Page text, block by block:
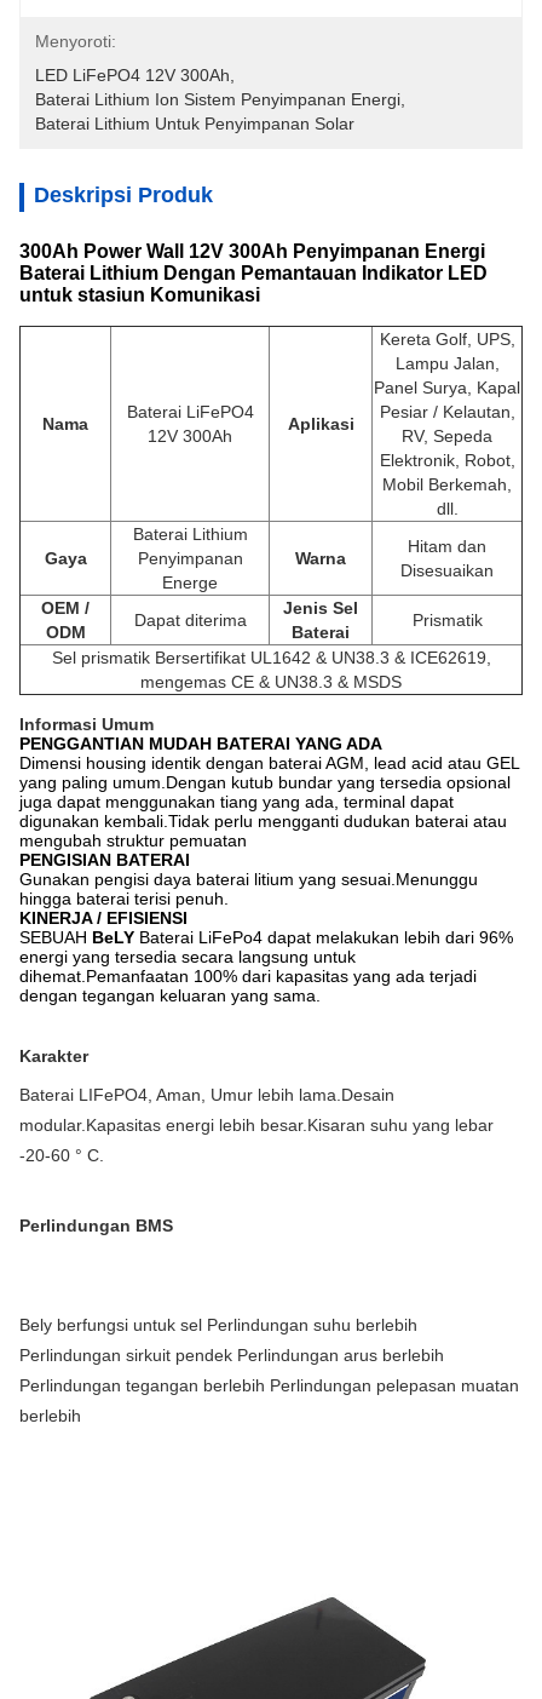
Menyoroti:
LED LiFePO4 12V 300Ah
Baterai Lithium Ion Sistem Penyimpanan Energi
Baterai Lithium Untuk Penyimpanan Solar
Deskripsi Produk
300Ah Power Wall 12V 300Ah Penyimpanan Energi
Baterai Lithium Dengan Pemantauan Indikator LED
untuk stasiun Komunikasi
Nama
Baterai LiFePO4
12V 300Ah
Aplikasi
Kereta Golf, UPS,
Lampu Jalan,
Panel Surya, Kapal
Pesiar / Kelautan,
RV, Sepeda
Elektronik, Robot,
Mobil Berkemah,
dll.
Gaya
Baterai Lithium
Penyimpanan
Energe
Warna
Hitam dan
Disesuaikan
OEM /
ODM
Dapat diterima
Jenis Sel
Baterai
Prismatik
Sel prismatikBersertifikat UL1642 & UN38.3 & ICE62619,
mengemas CE & UN38.3 & MSDS
Informasi Umum
PENGGANTIAN MUDAH BATERAI YANG ADA
Dimensi housing identik dengan baterai AGM, lead acid atau GEL
yang paling umum.Dengan kutub bundar yang tersedia opsional
juga dapat menggunakan tiang yang ada, terminal dapat
digunakan kembali.Tidak perlu mengganti dudukan baterai atau
mengubah struktur pemuatan
PENGISIAN BATERAI
Gunakan pengisi daya baterai litium yang sesuai.Menunggu
hingga baterai terisi penuh.
KINERJA / EFISIENSI
SEBUAH BeLY Baterai LiFePo4 dapat melakukan lebih dari 96%
energi yang tersedia secara langsung untuk
dihemat.Pemanfaatan 100% dari kapasitas yang ada terjadi
dengan tegangan keluaran yang sama.
Karakter
Baterai LIFePO4, Aman, Umur lebih lama.Desain
modular.Kapasitas energi lebih besar.Kisaran suhu yang lebar
-20-60 ° C.
Perlindungan BMS
Bely berfungsi untuk sel Perlindungan suhu berlebih
Perlindungan sirkuit pendek Perlindungan arus berlebih
Perlindungan tegangan berlebih Perlindungan pelepasan muatan
berlebih